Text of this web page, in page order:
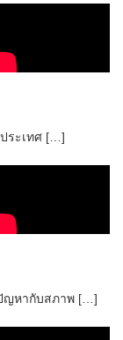
ระเทศ […]
ญหากับสภาพ […]